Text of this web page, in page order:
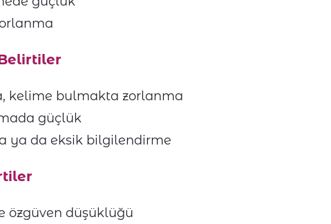
kelime bulmakta zorlanma
güçlük
ya da eksik bilgilendirme
özgüven düşüklüğü